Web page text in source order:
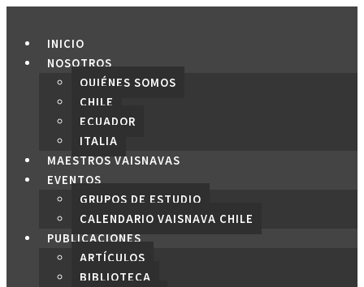
contenidoINICIO
NOSOTROS
QUIÉNES SOMOS
CHILE
ECUADOR
ITALIA
MAESTROS VAISNAVAS
EVENTOS
GRUPOS DE ESTUDIO
CALENDARIO VAISNAVA CHILE
PUBLICACIONES
ARTÍCULOS
BIBLIOTECA